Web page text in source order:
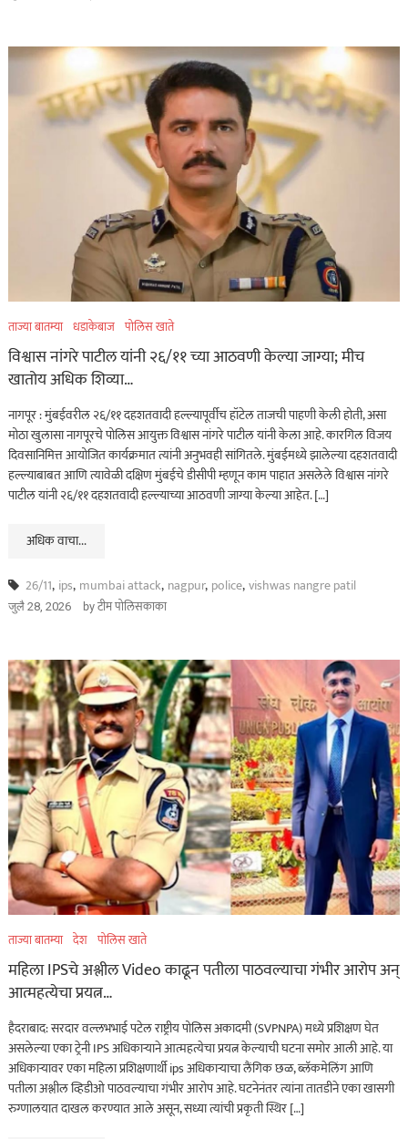
असा घडला गुन्हा
कायद्याचा बडगा
पोलिस खाते
स्पेशल न्यूज
राज्यभरातून ‘पोलिस
स्टेशनची पायरी चढताना…’
या पुस्तकाला मोठी मागणी
जुलै 11, 2026
असा घडला गुन्हा
ताज्या बातम्या
महाराष्ट्र
भंडारा हादरलं! तीन वर्षांच्या
चिमुकलीवर सार्वजनिक
शौचालयात अत्याचार…
ऑगस्ट 7, 2026
पुणे! येरवडा जेलबाहेर
फटाकेबाजी अन् पोलिसांनी
ऑगस्ट 6, 2026
कायद्याचा बडगा
ताज्या बातम्या
पुणे! पोलिसांच्या वाहनाच्या
बोनेटवर बसवून
फिरवल्याप्रकरणी कारवाई…
ऑगस्ट 6, 2026
ताज्या बातम्या महाराष्ट्र
हृदयद्रावक! पोलीस
भरतीसाठी धावण्याचा सराव
अन्…
ऑगस्ट 6, 2026
ताज्या बातम्या धडाकेबाज पोलिस खाते
विश्वास नांगरे पाटील यांनी २६/११ च्या आठवणी केल्या जाग्या; मीच
खातोय अधिक शिव्या…
नागपूर : मुंबईवरील २६/११ दहशतवादी हल्ल्यापूर्वीच हॉटेल ताजची पाहणी केली होती, असा
मोठा खुलासा नागपूरचे पोलिस आयुक्त विश्वास नांगरे पाटील यांनी केला आहे. कारगिल विजय
दिवसानिमित्त आयोजित कार्यक्रमात त्यांनी अनुभवही सांगितले. मुंबईमध्ये झालेल्या दहशतवादी
हल्ल्याबाबत आणि त्यावेळी दक्षिण मुंबईचे डीसीपी म्हणून काम पाहात असलेले विश्वास नांगरे
पाटील यांनी २६/११ दहशतवादी हल्ल्याच्या आठवणी जाग्या केल्या आहेत. […]
अधिक वाचा...
26/11, ips, mumbai attack, nagpur, police,vishwas nangre patil
जुलै 28, 2026 byटीम पोलिसकाका
ताज्या बातम्या देश पोलिस खाते
महिला IPSचे अश्लील Video काढून पतीला पाठवल्याचा गंभीर आरोप अन्
आत्महत्येचा प्रयत्न…
हैदराबाद: सरदार वल्लभभाई पटेल राष्ट्रीय पोलिस अकादमी (SVPNPA) मध्ये प्रशिक्षण घेत
असलेल्या एका ट्रेनी IPS अधिकाऱ्याने आत्महत्येचा प्रयत्न केल्याची घटना समोर आली आहे. या
अधिकाऱ्यावर एका महिला प्रशिक्षणार्थी ips अधिकाऱ्याचा लैंगिक छळ, ब्लॅकमेलिंग आणि
पतीला अश्लील व्हिडीओ पाठवल्याचा गंभीर आरोप आहे. घटनेनंतर त्यांना तातडीने एका खासगी
रुग्णालयात दाखल करण्यात आले असून, सध्या त्यांची प्रकृती स्थिर […]